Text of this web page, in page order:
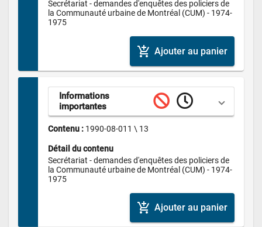
Secrétariat - demandes d'enquêtes des policiers de
la Communauté urbaine de Montréal (CUM) - 1974-
1975
add_shopping_cart Ajouter au panier
Informations
importantes
Contenu : 1990-08-011 \ 13
Détail du contenu
Secrétariat - demandes d'enquêtes des policiers de
la Communauté urbaine de Montréal (CUM) - 1974-
1975
add_shopping_cart Ajouter au panier